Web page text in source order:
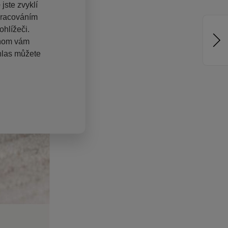
jste zvyklí
vám
můžete